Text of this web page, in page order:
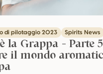
di pilotaggio 2023 Spirits News
la Grappa – Parte
il mondo